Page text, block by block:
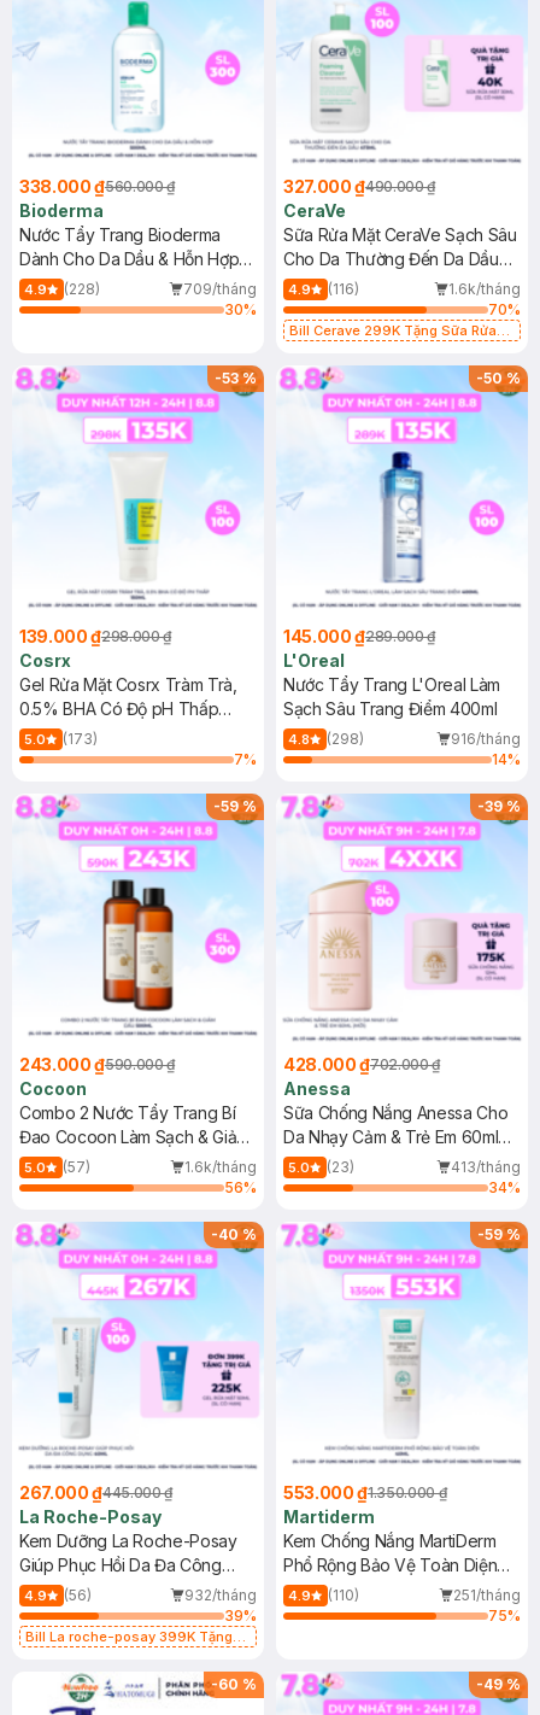
338.000 ₫560.000 ₫
Bioderma
Nước Tẩy Trang Bioderma
Dành Cho Da Dầu & Hỗn Hợp
500ml
4.9 (228)
709/tháng
30%
327.000 ₫490.000 ₫
CeraVe
Sữa Rửa Mặt CeraVe Sạch Sâu
Cho Da Thường Đến Da Dầu
473ml
4.9 (116)
1.6k/tháng
70%
Bill Cerave 299K Tặng Sữa Rửa
-53%
139.000 ₫298.000 ₫
Cosrx
Gel Rửa Mặt Cosrx Tràm Trà,
0.5% BHA Có Độ pH Thấp
150ml
5.0
(173)
7%
-50%
145.000 ₫289.000 ₫
L'Oreal
Nước Tẩy Trang L'Oreal Làm
Sạch Sâu Trang Điểm 400ml
4.8 (298)
916/tháng
14%
-59%
243.000 ₫590.000 ₫
Cocoon
Combo 2 Nước Tẩy Trang Bí
Đao Cocoon Làm Sạch & Giảm
Dầu 500ml
5.0 (57)
1.6k/tháng
56%
-39%
428.000 ₫702.000 ₫
Anessa
Sữa Chống Nắng Anessa Cho
Da Nhạy Cảm & Trẻ Em 60ml
(Mới)
5.0 (23)
413/tháng
34%
-40%
267.000 ₫445.000 ₫
La Roche-Posay
Kem Dưỡng La Roche-Posay
Giúp Phục Hồi Da Đa Công
Dụng 40ml
4.9 (56)
932/tháng
39%
Bill La roche-posay 399K Tặng
(SL có hạn)
-59%
553.000 ₫1.350.000 ₫
Martiderm
Kem Chống Nắng MartiDerm
Phổ Rộng Bảo Vệ Toàn Diện
40ml
4.9 (110)
251/tháng
75%
-60 % -49%